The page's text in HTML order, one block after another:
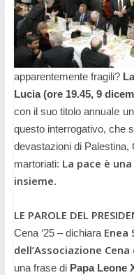
apparentemente fragili?
Lucia(ore 19.45, 9
con il suo titolo annuale
questo interrogativo, che
devastazioni di Palestina,
martoriati: La pace è
insieme.
LE PAROLE DEL
Cena ‘25 – dichiara Enea
dell’Associazione
una frase di Papa Leone